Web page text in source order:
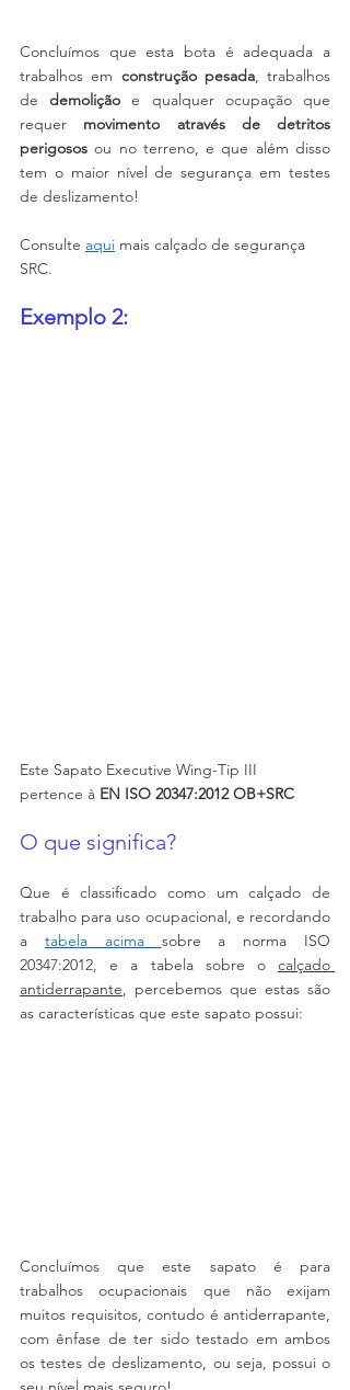
Concluímos que esta bota é adequada a
trabalhos em construção pesada, trabalhos
de demolição e qualquer ocupação que
requer movimento através de detritos
perigosos ou no terreno, e que além disso
tem o maior nível de segurança em testes
de deslizamento!
Consulte aqui mais calçado de segurança
SRC.
Exemplo 2:
Este Sapato Executive Wing-Tip III
pertence à EN ISO 20347:2012 OB+SRC
O que significa?
Que é classificado como um calçado de
trabalho para uso ocupacional, e recordando
a tabela acima sobre a norma ISO
20347:2012, e a tabela sobre o calçado
antiderrapante , percebemos que estas são
as características que este sapato possui:
Concluímos que este sapato é para
trabalhos ocupacionais que não exijam
muitos requisitos, contudo é antiderrapante,
com ênfase de ter sido testado em ambos
os testes de deslizamento, ou seja, possui o